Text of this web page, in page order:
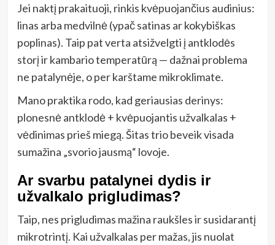
Jei naktį prakaituoji, rinkis kvėpuojančius audinius:
linas arba medvilnė (ypač satinas ar kokybiškas
poplinas). Taip pat verta atsižvelgti į antklodės
storį ir kambario temperatūrą — dažnai problema
ne patalynėje, o per karštame mikroklimate.
Mano praktika rodo, kad geriausias derinys:
plonesnė antklodė + kvėpuojantis užvalkalas +
vėdinimas prieš miegą. Šitas trio beveik visada
sumažina „svorio jausmą“ lovoje.
Ar svarbu patalynei dydis ir
užvalkalo prigludimas?
Taip, nes prigludimas mažina raukšles ir susidarantį
mikrotrintį. Kai užvalkalas per mažas, jis nuolat